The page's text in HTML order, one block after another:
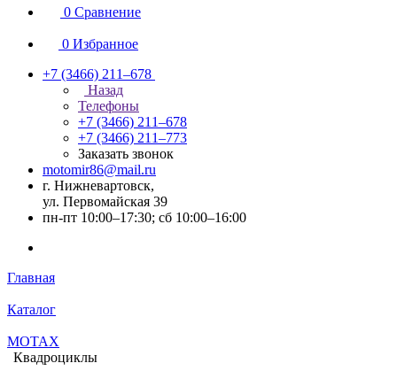
0 Сравнение
0 Избранное
+7 (3466) 211‒678
Назад
Телефоны
+7 (3466) 211‒678
+7 (3466) 211‒773
Заказать звонок
motomir86@mail.ru
г. Нижневартовск,
ул. Первомайская 39
пн-пт 10:00–17:30; сб 10:00–16:00
Главная
Каталог
MOTAX
Квадроциклы